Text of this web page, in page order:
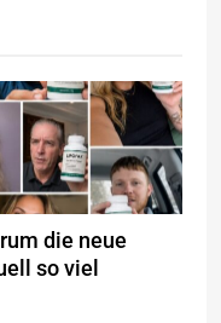
die neue
so viel